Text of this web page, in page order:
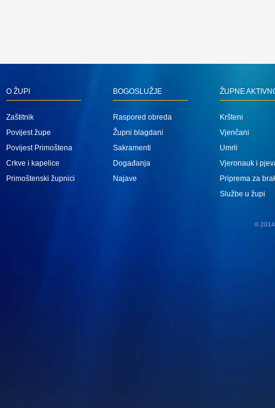
O ŽUPI
Zaštitnik
Povijest župe
Povijest Primoštena
Crkve i kapelice
Primoštenski župnici
BOGOSLUŽJE
Raspored obreda
Župni blagdani
Sakramenti
Događanja
Najave
ŽUPNE
Kršteni
Vjenčani
Umrli
Vjeronauk i
Priprema za
Službe u župi
© 2014